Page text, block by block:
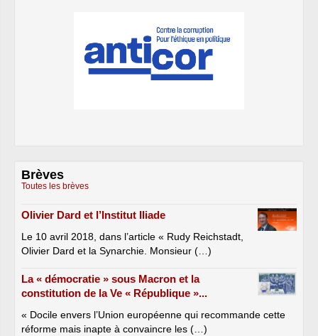
Brèves
Toutes les brèves
Olivier Dard et l’Institut Iliade
Le 10 avril 2018, dans l’article « Rudy Reichstadt,
Olivier Dard et la Synarchie. Monsieur (…)
La « démocratie » sous Macron et la
constitution de la Ve « République »...
« Docile envers l’Union européenne qui recommande cette
réforme mais inapte à convaincre les (…)